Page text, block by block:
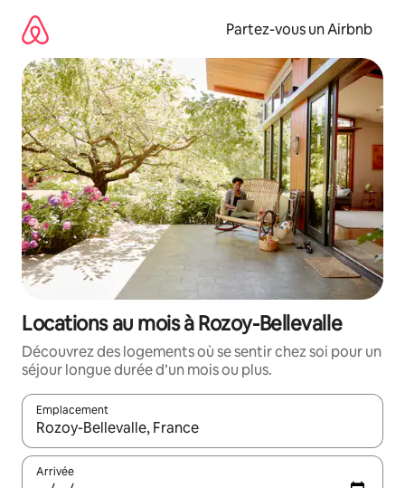
directement
contenu
Partez-vous un Airbnb
Locations au mois à Rozoy-Bellevalle
Découvrez des logements où se sentir chez soi pour un
séjour longue durée d’un mois ou plus.
Emplacement
Quand les résultats sont affichés, parcourez-les en utilisant
Arrivée